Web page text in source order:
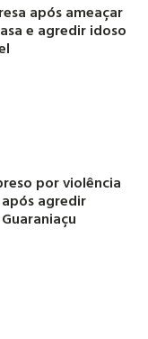
após ameaçar
e agredir idoso
por violência
agredir